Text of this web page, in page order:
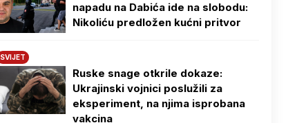
napadu na Dabića ide na slobodu:
Nikoliću predložen kućni pritvor
SVIJET
Ruske snage otkrile dokaze:
Ukrajinski vojnici poslužili za
eksperiment, na njima isprobana
vakcina